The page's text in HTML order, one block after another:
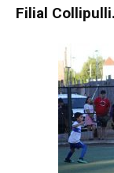
Filial Collipulli.